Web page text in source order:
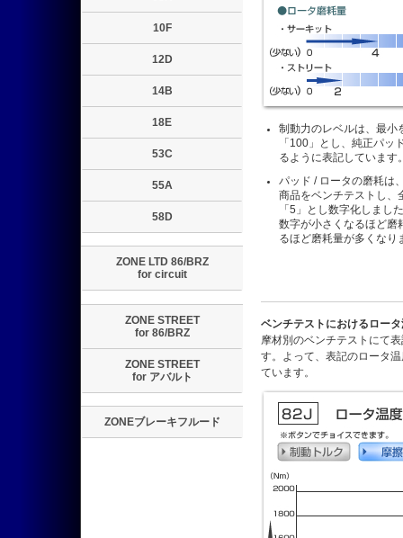
10F
12D
14B
18E
53C
55A
58D
ZONE LTD 86/BRZ
for circuit
ZONE STREET
for 86/BRZ
ZONE STREET
for アバルト
ZONEブレーキフルード
制動力のレベルは、最小
「100」とし、純正パッ
るように表記しています
パッド / ロータの磨耗は
商品をベンチテストし、
「5」とし数字化しまし
数字が小さくなるほど磨
るほど磨耗量が多くなり
ベンチテストにおけるロー
摩材別のベンチテストにて
す。よって、表記のロータ
ています。